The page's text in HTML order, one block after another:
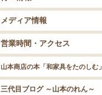
メディア情報
営業時間・アクセス
山本商店の本「和家具をたのしむ」
三代目ブログ ～山本のれん～